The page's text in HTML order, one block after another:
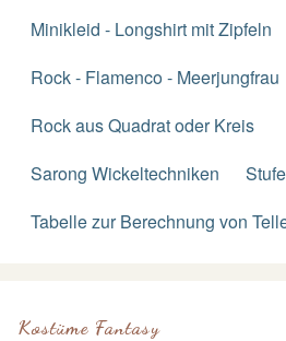
Minikleid - Longshirt mit Zipfeln
Rock - Flamenco - Meerjungfrau
Rock aus Quadrat oder Kreis
Sarong Wickeltechniken
Tabelle zur Berechnung von
Kostüme Fantasy